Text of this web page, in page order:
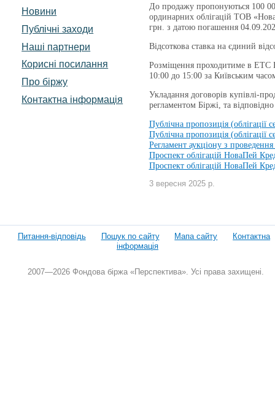
Новини
Публічні заходи
Наші партнери
Корисні посилання
Про біржу
Контактна інформація
До продажу пропонуються 100
ординарних облігацій ТОВ
грн. з датою погашення
Відсоткова ставка на єдиний
Розміщення проходитиме в ЕТС
10:00 до 15:00 за Київським
Укладання договорів купівлі-
регламентом Біржі, та
Публічна пропозиція (облігації
Публічна пропозиція (облігації
Регламент аукціону з
Проспект облігацій НоваПей
Проспект облігацій НоваПей
3 вересня 2025 р.
Питання-відповідь Пошук по сайту Мапа сайту
Контактна
інформація
2007—2026 Фондова біржа «Перспектива». Усі права захищені.